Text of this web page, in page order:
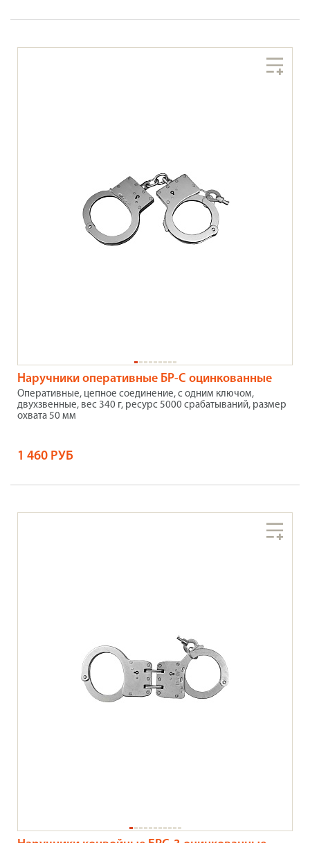
Наручники оперативные БР-С оцинкованные
Оперативные, цепное соединение, с одним ключом,
двухзвенные, вес 340 г, ресурс 5000 срабатываний, размер
охвата 50 мм
1 460 РУБ